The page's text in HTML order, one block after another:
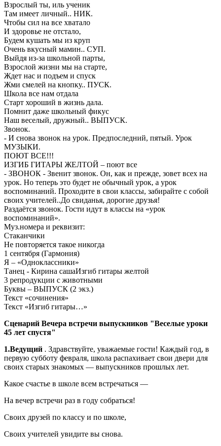
Взрослый ты, иль ученик
Там имеет личный.. НИК.
Чтобы сил на все хватало
И здоровье не отстало,
Будем кушать мы из круп
Очень вкусный мамин.. СУП.
Выйдя из-за школьной парты,
Взрослой жизни мы на старте,
Ждет нас и подъем и спуск
Жми смелей на кнопку.. ПУСК.
Школа все нам отдала
Старт хороший в жизнь дала.
Помнит даже школьный фикус
Наш веселый, дружный.. ВЫПУСК.
Звонок.
- И снова звонок на урок. Предпоследний, пятый. Урок
МУЗЫКИ.
ПОЮТ ВСЕ!!!
ИЗГИБ ГИТАРЫ ЖЕЛТОЙ – поют все
- ЗВОНОК - Звенит звонок. Он, как и прежде, зовет всех на
урок. Но теперь это будет не обычный урок, а урок
воспоминаний. Проходите в свои классы, забирайте с собой
своих учителей..До свиданья, дорогие друзья!
Раздаётся звонок. Гости идут в классы на «урок
воспоминаний».
Муз.номера и реквизит:
Стаканчики
Не повторяется такое никогда
1 сентября (Гармония)
Я – «Одноклассники»
Танец - Кирина сашаИзгиб гитары желтой
3 репродукции с животными
Буквы – ВЫПУСК (2 экз.)
Текст «сочинения»
Текст «Изгиб гитары…»
Сценарий Вечера встречи выпускников "Веселые уроки
45 лет спустя"
1.Ведущий . Здравствуйте, уважаемые гости! Каждый год, в
первую субботу февраля, школа распахивает свои двери для
своих старых знакомых — выпускников прошлых лет.
Какое счастье в школе всем встречаться —
На вечер встречи раз в году собраться!
Своих друзей по классу и по школе,
Своих учителей увидите вы снова.